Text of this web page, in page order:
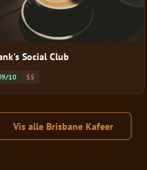
Social Club
9/10 $$
Vis alle Brisbane Kafeer